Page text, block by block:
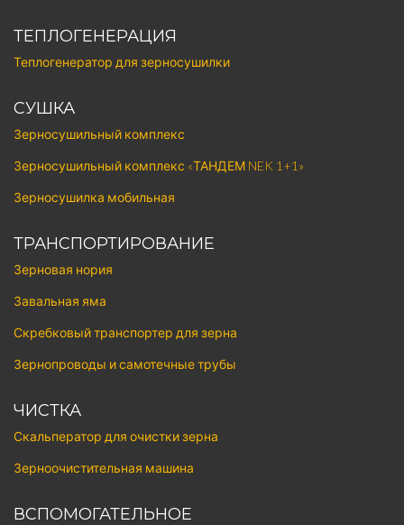
ТЕПЛОГЕНЕРАЦИЯ
Теплогенератор для зерносушилки
СУШКА
Зерносушильный комплекс
Зерносушильный комплекс «ТАНДЕМ NEK 1+1»
Зерносушилка мобильная
ТРАНСПОРТИРОВАНИЕ
Зерновая нория
Завальная яма
Скребковый транспортер для зерна
Зернопроводы и самотечные трубы
ЧИСТКА
Скальператор для очистки зерна
Зерноочистительная машина
ВСПОМОГАТЕЛЬНОЕ